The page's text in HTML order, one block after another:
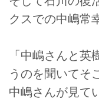
クスでの中嶋常
「中嶋さんと
うのを聞いてそ
中嶋さんが見て